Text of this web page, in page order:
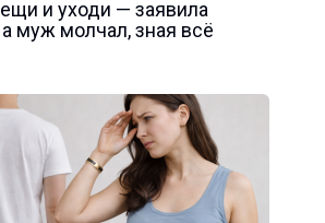
и уходи — заявила
а муж молчал, зная всё